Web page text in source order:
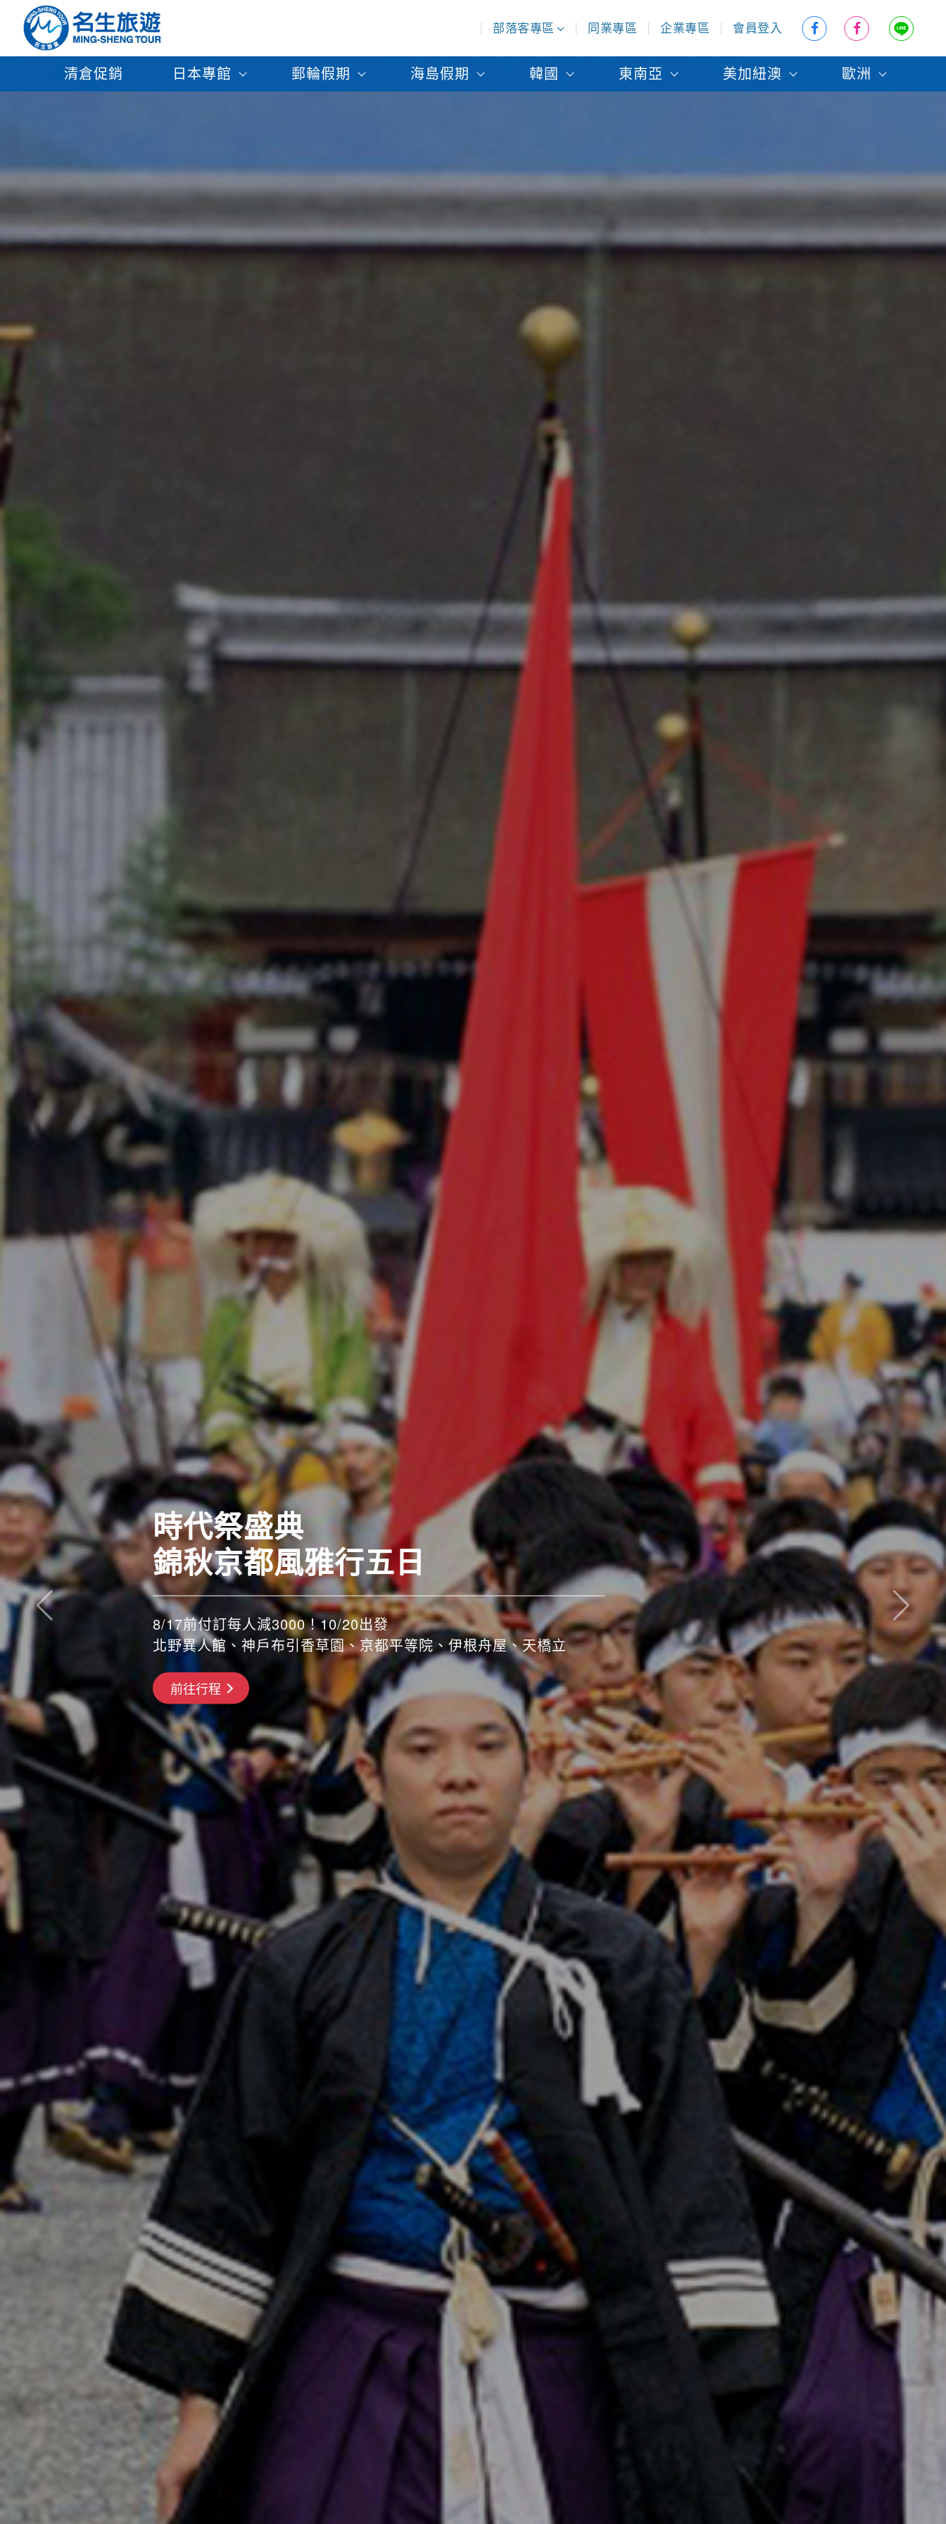
部落客專區 同業專區 企業專區 會員登入
清倉促銷 日本專館 郵輪假期 海島假期 韓國 東南亞 美加紐澳 歐洲
搶先GO
前往行程
奢華五星至福列車之旅六日
52席至福+賞楓勝地
8/17前付訂每人減3000！！11/4、11/5出發
橫濱三溪園、河口湖紅葉祭、昇仙峽纜車、三島大橋、高尾山纜車
前往行程
前往行程